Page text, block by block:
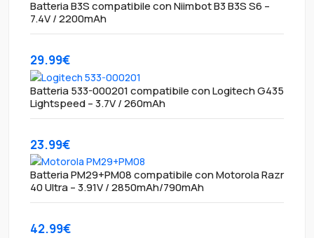
Batteria B3S compatibile con Niimbot B3 B3S S6 –
7.4V / 2200mAh
29.99€
Batteria 533-000201 compatibile con Logitech G435
Lightspeed – 3.7V / 260mAh
23.99€
Batteria PM29+PM08 compatibile con Motorola Razr
40 Ultra – 3.91V / 2850mAh/790mAh
42.99€